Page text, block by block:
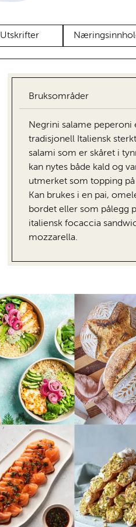
Utskrifter
Bruksområder
Negrini salame peperoni
tradisjonell Italiensk
salami som er skåret i
kan nytes både kald og
utmerket som topping på
Kan brukes i en pai,
bordet eller som pålegg
italiensk focaccia
mozzarella.